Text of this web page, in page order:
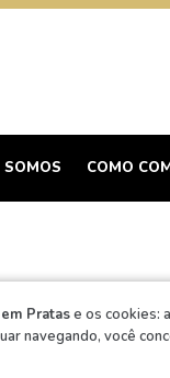
SOMOS COMO
© 2026. Todos os Direitos
Pratase os cookies:
navegando, você